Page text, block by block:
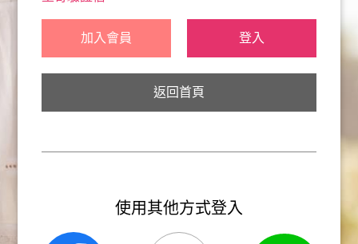
加入會員 登入
返回首頁
使用其他方式登入